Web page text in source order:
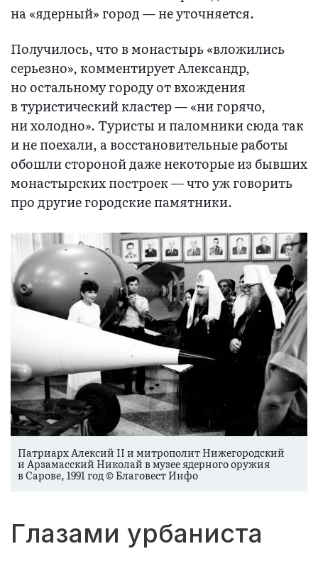
на «ядерный» город — не уточняется.
Получилось, что в монастырь «вложились
серьезно», комментирует Александр,
но остальному городу от вхождения
в туристический кластер — «ни горячо,
ни холодно». Туристы и паломники сюда так
и не поехали, а восстановительные работы
обошли стороной даже некоторые из бывших
монастырских построек — что уж говорить
про другие городские памятники.
Патриарх Алексий II и митрополит Нижегородский
и Арзамасский Николай в музее ядерного оружия
в Сарове, 1991 год © Благовест Инфо
Глазами урбаниста